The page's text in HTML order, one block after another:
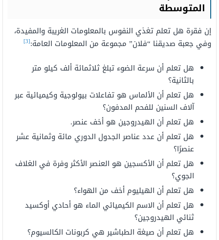
المتوسطة
إن فقرة هل تعلم تغذي النفوس بالمعلومات الغريبة والمفيدة،
وفي جعبة صديقنا “فلان” مجموعة من المعلومات العامة:[3]
هل تعلم أن سرعة الضوء تبلغ ثلاثمائة ألف كيلو متر
بالثانية؟
هل تعلم أن الألماس هو تفاعلات بيولوجية وكيميائية عبر
آلاف السنين للفحم المدفون؟
هل تعلم أن الهيدروجين هو أخف عنصر.
هل تعلم أن عدد عناصر الجدول الدوري مائة وثمانية عشر
عنصرًا؟
هل تعلم أن الأكسجين هو العنصر الأكثر وفرة في الغلاف
الجوي؟
هل تعلم أن الهيليوم أخف من الهواء؟
هل تعلم أن الاسم الكيميائي الماء هو أحادي أوكسيد
ثنائي الهيدروجين؟
هل تعلم أن صيغة الطباشير هي كربونات الكالسيوم؟